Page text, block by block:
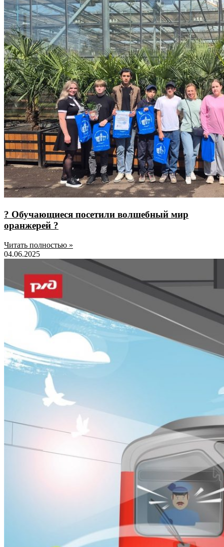
? Обучающиеся посетили волшебный мир
оранжерей ?
Читать полностью »
04.06.2025